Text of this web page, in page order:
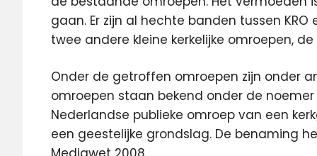
gaan. Er zijn al hechte banden tussen KRO
twee andere kleine kerkelijke omroepen,
Onder de getroffen omroepen zijn onder
omroepen staan bekend onder de noemer
Nederlandse publieke omroep van een
een geestelijke grondslag. De benaming